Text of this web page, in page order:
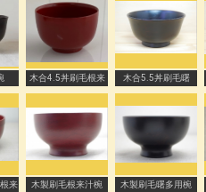
木合4.5丼刷毛根来 木合5.5丼刷毛曙
来 木製刷毛根来汁椀 木製刷毛曙多用椀